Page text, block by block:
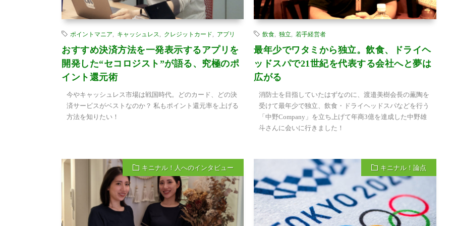
ポイントマニア キャッシュレス クレジットカード アプリ
おすすめ決済方法を一発表示するアプリを
開発した“セコロジスト”が語る、究極のポ
イント還元術
今やキャッシュレス市場は戦国時代。どのカード、どの決
済サービスがベストなのか？ 私もポイント還元率を上げる
方法を知りたい！
飲食 ,独立 ,若手経営者
最年少でワタミから独立。飲食、ドライヘ
ッドスパで21世紀を代表する会社へと夢は
広がる
消防士を目指していたはずなのに、渡邉美樹会長の薫陶を
受けて最年少で独立、飲食・ドライヘッドスパなどを行う
「中野Company」を立ち上げて年商3億を達成した中野雄
斗さんに会いに行きました！
キニナル！人へのインタビュー キニナル！論点